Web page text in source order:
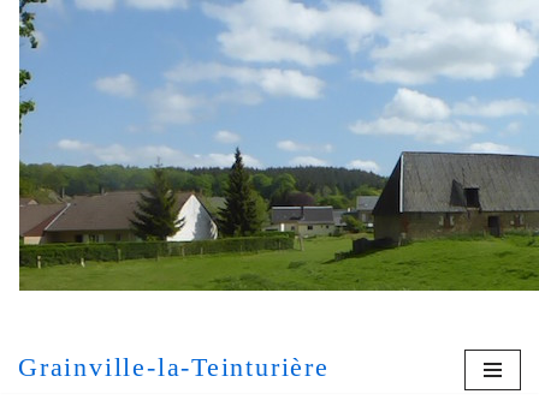
Aller
au
contenu
Grainville-la-Teinturière